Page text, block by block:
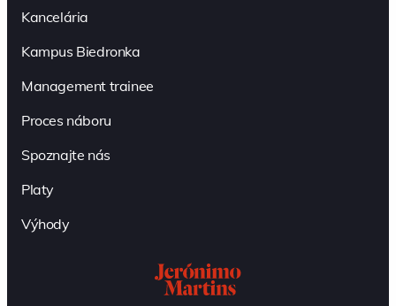
Kancelária
Kampus Biedronka
Management trainee
Proces náboru
Spoznajte nás
Platy
Výhody